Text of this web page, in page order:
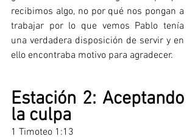
recibimos algo, no por qué nos pongan a
trabajar por lo que vemos Pablo tenía
una verdadera disposición de servir y en
ello encontraba motivo para agradecer.
Estación 2: Aceptando
la culpa
1 Timoteo 1:13